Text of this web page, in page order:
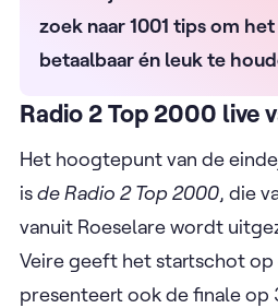
zoek naar 1001 tips om
betaalbaar én leuk te
Radio 2 Top 2000 live
Het hoogtepunt van de
isde Radio 2 Top 2000, die
vanuit Roeselare wordt
Veire geeft het startschot
presenteert ook de finale op